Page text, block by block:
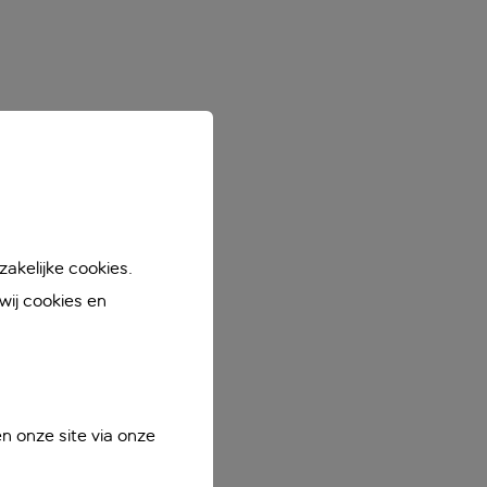
cookies.
cookies en
onze site via onze